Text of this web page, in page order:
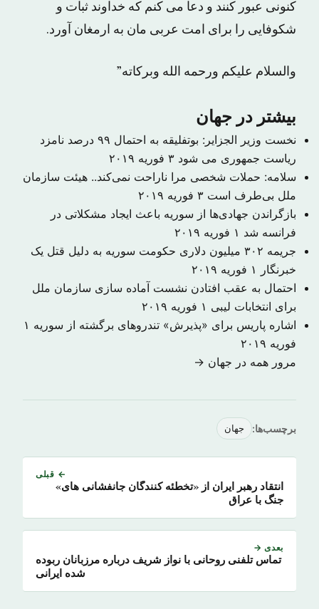
کنونی عبور کنند و دعا می کنم که خداوند ثبات و
شکوفایی را برای امت عربی مان به ارمغان آورد.
والسلام علیکم ورحمه الله وبرکاته”
بیشتر در جهان
نخست وزیر الجزایر: بوتفلیقه به احتمال ۹۹ درصد نامزد
ریاست جمهوری می شود ۳ فوریه ۲۰۱۹
سلامه: حملات شخصی مرا ناراحت نمی‌کند.. هیئت سازمان
ملل بی‌طرف است ۳ فوریه ۲۰۱۹
بازگراندن جهادی‌ها از سوریه باعث ایجاد مشکلاتی در
فرانسه شد ۱ فوریه ۲۰۱۹
جریمه ۳۰۲ میلیون دلاری حکومت سوریه به دلیل قتل یک
خبرنگار
۱ فوریه ۲۰۱۹
احتمال به عقب افتادن نشست آماده سازی سازمان ملل
برای انتخابات لیبی ۱ فوریه ۲۰۱۹
اشاره پاریس برای «پذیرش» تندروهای برگشته از سوریه ۱
فوریه ۲۰۱۹
مرور همه در جهان →
برچسب‌ها: جهان
← قبلی
انتقاد رهبر ایران از «تخطئه کنندگان جانفشانی های»
جنگ با عراق
بعدی →
تماس تلفنی روحانی با نواز شریف درباره مرزبانان ربوده
شده ایرانی